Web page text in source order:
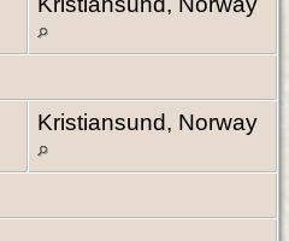
Kristiansund, Norway